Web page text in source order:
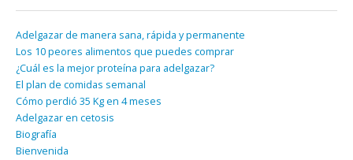
Adelgazar de manera sana, rápida y permanente
Los 10 peores alimentos que puedes comprar
¿Cuál es la mejor proteína para adelgazar?
El plan de comidas semanal
Cómo perdió 35 Kg en 4 meses
Adelgazar en cetosis
Biografía
Bienvenida